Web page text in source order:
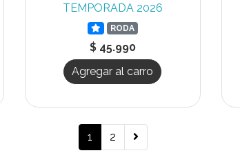
TEMPORADA 2026
RODA
$ 45.990
Agregar al carro
1 2